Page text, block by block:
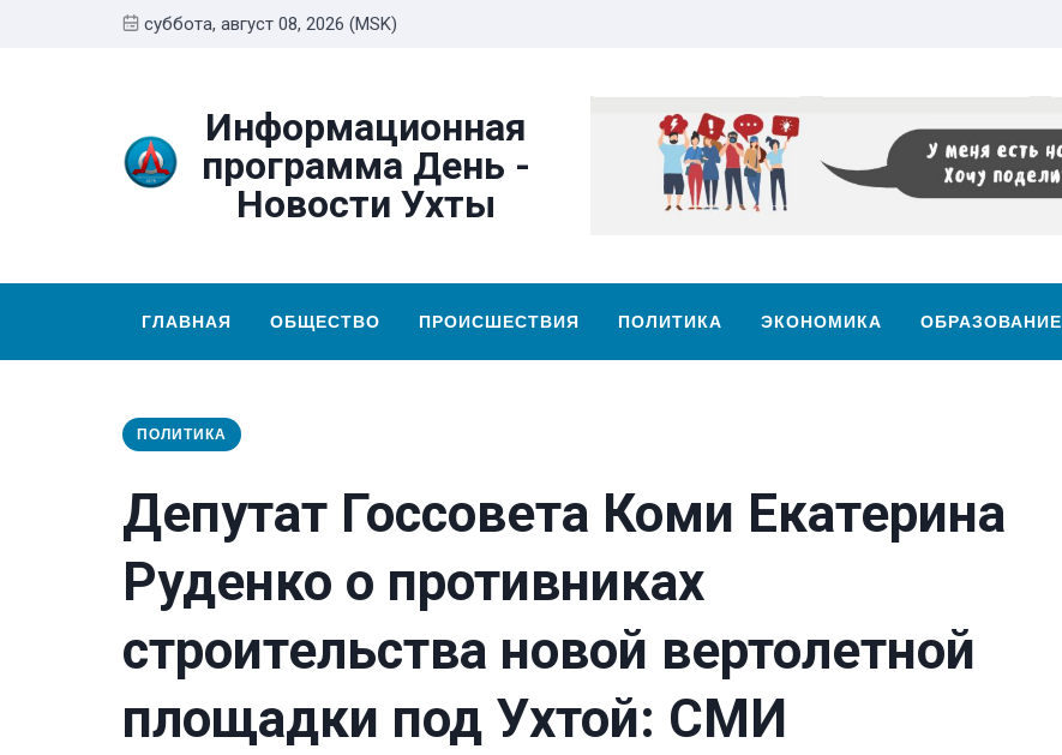
суббота, август 08, 2026 (MSK)
Информационная
программа День -
Новости Ухты
ГЛАВНАЯ ОБЩЕСТВО ПРОИСШЕСТВИЯ ПОЛИТИКА ЭКОНОМИКА ОБРАЗОВАНИЕ
ПОЛИТИКА
Депутат Госсовета Коми Екатерина
Руденко о противниках
строительства новой вертолетной
площадки под Ухтой: СМИ